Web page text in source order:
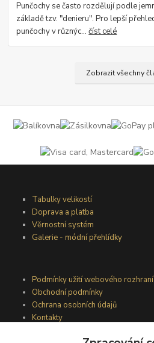
Punčochy se často rozdělují podle
základě tzv. "denieru". Pro lepší
punčochy v různýc...číst celé
Zobrazit všechny
Tabulky velikostí
Doprava a platba
Věrnostní systém
Galerie - módní přehlídky
Podmínky užití webového rozhraní
Obchodní podmínky
Ochrana osobních údajů
Kontakty